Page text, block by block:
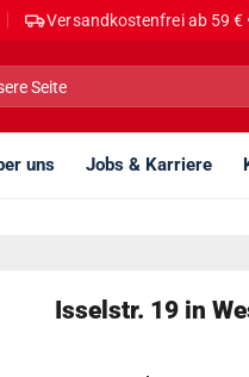
Versandkostenfrei ab 59 €
uns Jobs & Karriere
Isselstr. 19 in